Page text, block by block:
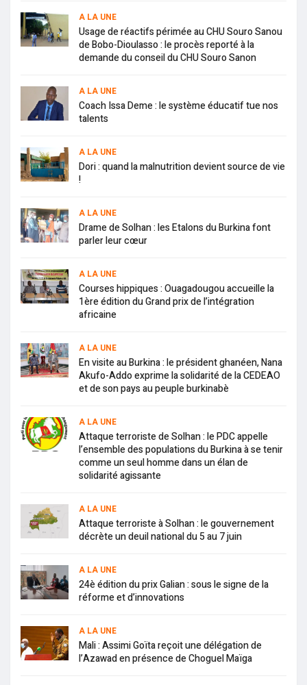
A LA UNE
Usage de réactifs périmée au CHU Souro Sanou
de Bobo-Dioulasso : le procès reporté à la
demande du conseil du CHU Souro Sanon
A LA UNE
Coach Issa Deme : le système éducatif tue nos
talents
A LA UNE
Dori : quand la malnutrition devient source de vie
!
A LA UNE
Drame de Solhan : les Etalons du Burkina font
parler leur cœur
A LA UNE
Courses hippiques : Ouagadougou accueille la
1ère édition du Grand prix de l’intégration
africaine
A LA UNE
En visite au Burkina : le président ghanéen, Nana
Akufo-Addo exprime la solidarité de la CEDEAO
et de son pays au peuple burkinabè
A LA UNE
Attaque terroriste de Solhan : le PDC appelle
l’ensemble des populations du Burkina à se tenir
comme un seul homme dans un élan de
solidarité agissante
A LA UNE
Attaque terroriste à Solhan : le gouvernement
décrète un deuil national du 5 au 7 juin
A LA UNE
24è édition du prix Galian : sous le signe de la
réforme et d’innovations
A LA UNE
Mali : Assimi Goïta reçoit une délégation de
l’Azawad en présence de Choguel Maïga